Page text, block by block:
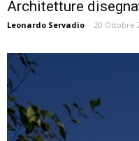
Architetture
Leonardo Servadio - 20 Ottobre